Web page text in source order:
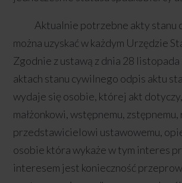
Aktualnie potrzebne akty stanu
można uzyskać w każdym Urzędzie
Zgodnie z ustawą z dnia 28
aktach stanu cywilnego odpis aktu
wydaje się osobie, której akt
małżonkowi, wstępnemu,
przedstawicielowi ustawowemu,
osobie która wykaże w tym interes
interesem jest konieczność